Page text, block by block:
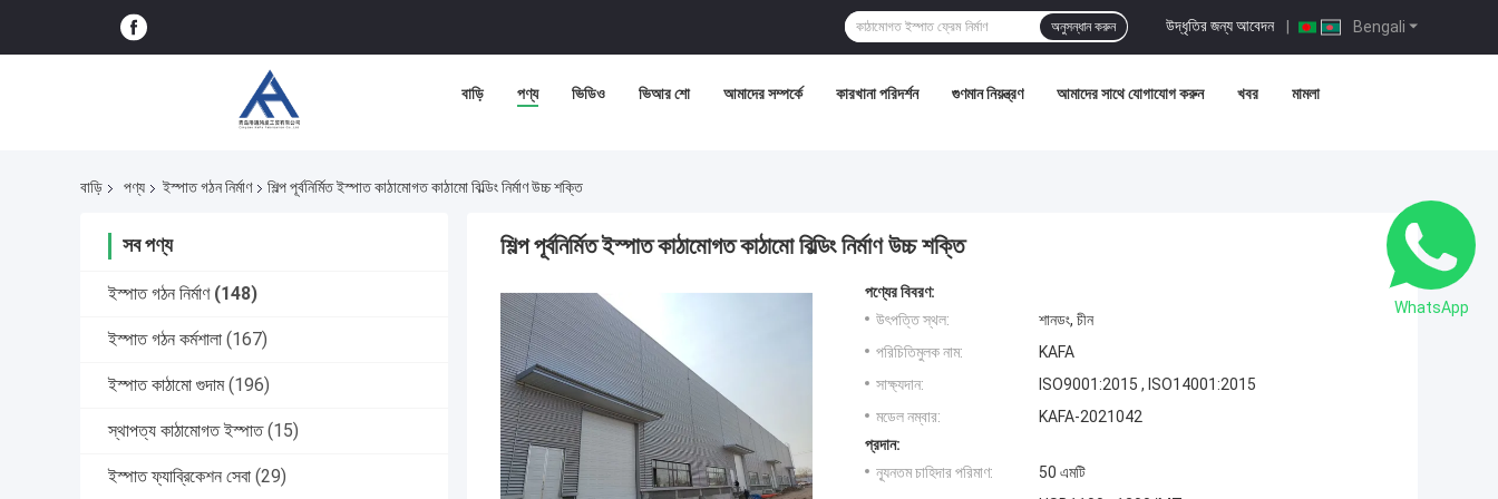
Bengali
উদ্ধৃতির জন্য আবেদন |
অনুসন্ধান করুন
বাড়ি পণ্য ভিডিও ভিআর শো আমাদের সম্পর্কে কারখানা পরিদর্শন গুণমান নিয়ন্ত্রণ আমাদের সাথে যোগাযোগ করুন খবর মামলা
বাড়ি পণ্য ইস্পাত গঠন নির্মাণ শিল্প পূর্বনির্মিত ইস্পাত কাঠামোগত কাঠামো বিল্ডিং নির্মাণ উচ্চ শক্তি
সব পণ্য
ইস্পাত গঠন নির্মাণ (148)
ইস্পাত গঠন কর্মশালা (167)
ইস্পাত কাঠামো গুদাম (196)
স্থাপত্য কাঠামোগত ইস্পাত (15)
ইস্পাত ফ্যাব্রিকেশন সেবা (29)
শিল্প পূর্বনির্মিত ইস্পাত কাঠামোগত কাঠামো বিল্ডিং নির্মাণ উচ্চ শক্তি
পণ্যের বিবরণ:
উৎপত্তি স্থল:
শানডং, চীন
পরিচিতিমুলক নাম:
KAFA
সাক্ষ্যদান:
ISO9001:2015 , ISO14001:2015
মডেল নম্বার:
KAFA-2021042
প্রদান:
ন্যূনতম চাহিদার পরিমাণ:
50 এমটি
WhatsApp